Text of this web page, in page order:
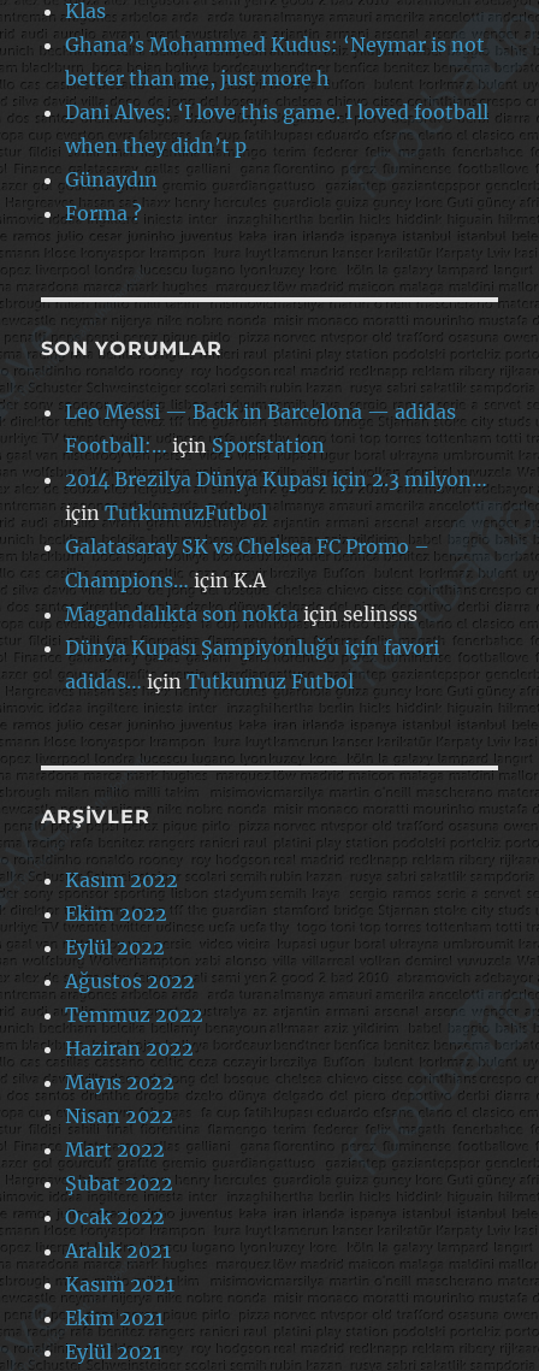
Klas
Ghana’s Mohammed Kudus: ‘Neymar is not
better than me, just more h
Dani Alves: ‘I love this game. I loved football
when they didn’t p
Günaydın
Forma ?
SON YORUMLAR
Leo Messi — Back in Barcelona — adidas
Football:…için Sporstation
2014 Brezilya Dünya Kupası için 2.3 milyon…
içinTutkumuzFutbol
Galatasaray SK vs Chelsea FC Promo –
Champions…içinK.A
Magandalıkta son nokta içinselinsss
Dünya Kupası Şampiyonluğu için favori
adidas…içinTutkumuz Futbol
ARŞIVLER
Kasım 2022
Ekim 2022
Eylül 2022
Ağustos 2022
Temmuz 2022
Haziran 2022
Mayıs 2022
Nisan 2022
Mart 2022
Şubat 2022
Ocak 2022
Aralık 2021
Kasım 2021
Ekim 2021
Eylül 2021